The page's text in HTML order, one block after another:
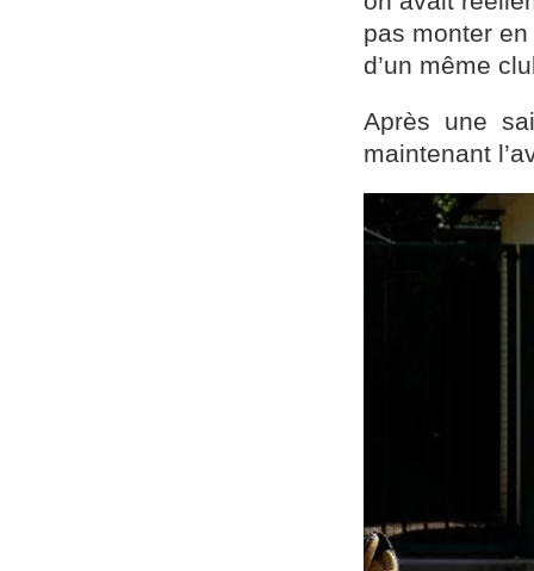
pas monter
d’un même
Après une
maintenant